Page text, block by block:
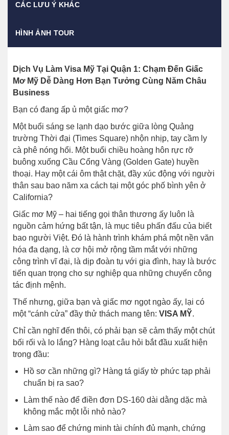
CÁC LƯU Ý KHÁC
HÌNH ẢNH TOUR
Dịch Vụ Làm Visa Mỹ Tại Quận 1: Chạm Đến Giấc
Mơ Mỹ Dễ Dàng Hơn Bạn Tưởng Cùng Năm Châu
Business
Bạn có đang ấp ủ một giấc mơ?
Một buổi sáng se lạnh dạo bước giữa lòng Quảng
trường Thời đại (Times Square) nhộn nhịp, tay cầm ly
cà phê nóng hổi. Một buổi chiều hoàng hôn rực rỡ
buông xuống Cầu Cổng Vàng (Golden Gate) huyền
thoại. Hay một cái ôm thật chặt, đầy xúc động với người
thân sau bao năm xa cách tại một góc phố bình yên ở
California?
Giấc mơ Mỹ – hai tiếng gọi thân thương ấy luôn là
nguồn cảm hứng bất tận, là mục tiêu phấn đấu của biết
bao người Việt. Đó là hành trình khám phá một nền văn
hóa đa dạng, là cơ hội mở rộng tầm mắt với những
công trình vĩ đại, là dịp đoàn tụ với gia đình, hay là bước
tiến quan trọng cho sự nghiệp qua những chuyến công
tác định mệnh.
Thế nhưng, giữa bạn và giấc mơ ngọt ngào ấy, lại có
một “cánh cửa” đầy thử thách mang tên: VISA MỸ.
Chỉ cần nghĩ đến thôi, có phải bạn sẽ cảm thấy một chút
bối rối và lo lắng? Hàng loạt câu hỏi bắt đầu xuất hiện
trong đầu:
Hồ sơ cần những gì? Hàng tá giấy tờ phức tạp phải
chuẩn bị ra sao?
Làm thế nào để điền đơn DS-160 dài dằng dặc mà
không mắc một lỗi nhỏ nào?
Làm sao để chứng minh tài chính đủ mạnh, chứng